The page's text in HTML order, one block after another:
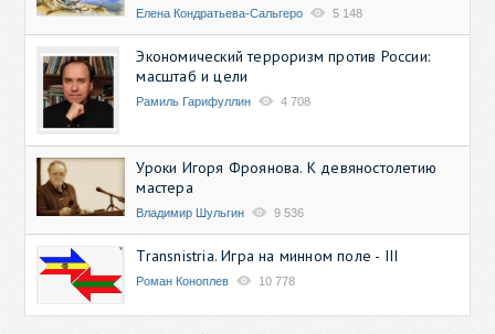
Елена Кондратьева-Сальгеро 5 148
Экономический терроризм против России:
масштаб и цели
Рамиль Гарифуллин 4 708
Уроки Игоря Фроянова. К девяностолетию
мастера
Владимир Шульгин 9 536
Transnistria. Игра на минном поле - III
Роман Коноплев 10 778